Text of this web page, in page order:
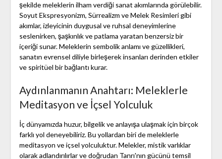
şekilde meleklerin ilham verdiği sanat akımlarında görülebilir.
Soyut Ekspresyonizm, Sürrealizm ve Melek Resimleri gibi
akımlar, izleyicinin duygusal ve ruhsal deneyimlerine
seslenirken, şaşkınlık ve patlama yaratan benzersiz bir
içeriği sunar. Meleklerin sembolik anlamı ve güzellikleri,
sanatın evrensel diliyle birleşerek insanları derinden etkiler
ve spiritüel bir bağlantı kurar.
Aydınlanmanın Anahtarı: Meleklerle
Meditasyon ve İçsel Yolculuk
İç dünyamızda huzur, bilgelik ve anlayışa ulaşmak için birçok
farklı yol deneyebiliriz. Bu yollardan biri de meleklerle
meditasyon ve içsel yolculuktur. Melekler, mistik varlıklar
olarak adlandırılırlar ve doğrudan Tanrı'nın gücünü temsil